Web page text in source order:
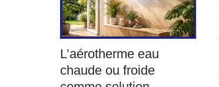
L’aérotherme eau
chaude ou froide